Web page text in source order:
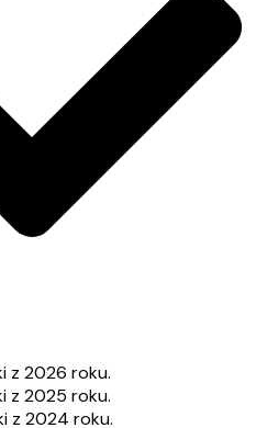
z 2026 roku.
z 2025 roku.
z 2024 roku.